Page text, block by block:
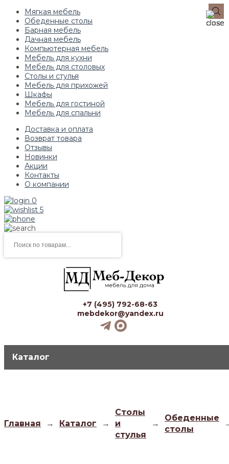
Мягкая мебель
Обеденные столы
Барная мебель
Дачная мебель
Компьютерная мебель
Мебель для кухни
Мебель для столовых
Столы и стулья
Мебель для прихожей
Шкафы
Мебель для гостиной
Мебель для спальни
Доставка и оплата
Возврат товара
Отзывы
Новинки
Акции
Контакты
О компании
0
5
товаров
+7 (495) 792-68-63
mebdekor@yandex.ru
Каталог
Главная → Каталог →
Столы
и
стулья
→
Обеденные
столы